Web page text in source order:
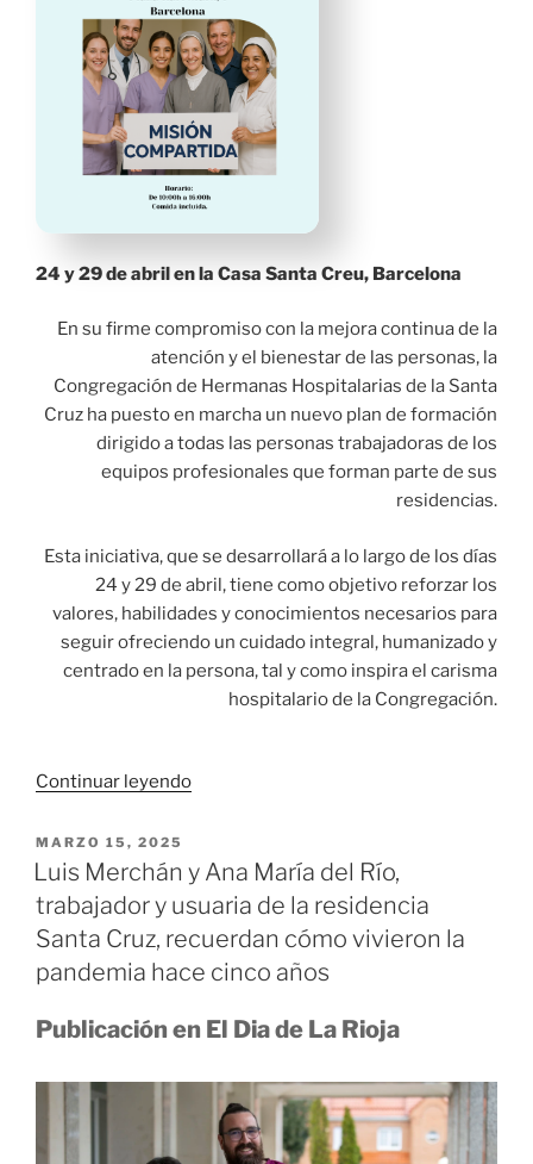
Gobierno»
24 y 29 de abril en la Casa Santa Creu, Barcelona
En su firme compromiso con la mejora continua de la
atención y el bienestar de las personas, la
Congregación de Hermanas Hospitalarias de la Santa
Cruz ha puesto en marcha un nuevo plan de formación
dirigido a todas las personas trabajadoras de los
equipos profesionales que forman parte de sus
residencias.
Esta iniciativa, que se desarrollará a lo largo de los días
24 y 29 de abril, tiene como objetivo reforzar los
valores, habilidades y conocimientos necesarios para
seguir ofreciendo un cuidado integral, humanizado y
centrado en la persona, tal y como inspira el carisma
hospitalario de la Congregación.
Continuar leyendo«La
Hermanas
Hospitalarias
la
Santa
impulsa
formación
dirigida
PUBLICADO
EL
MARZO 15, 2025
Luis Merchán y Ana María del Río,
trabajador y usuaria de la residencia
Santa Cruz, recuerdan cómo vivieron la
pandemia hace cinco años
Publicación en El Dia de La Rioja